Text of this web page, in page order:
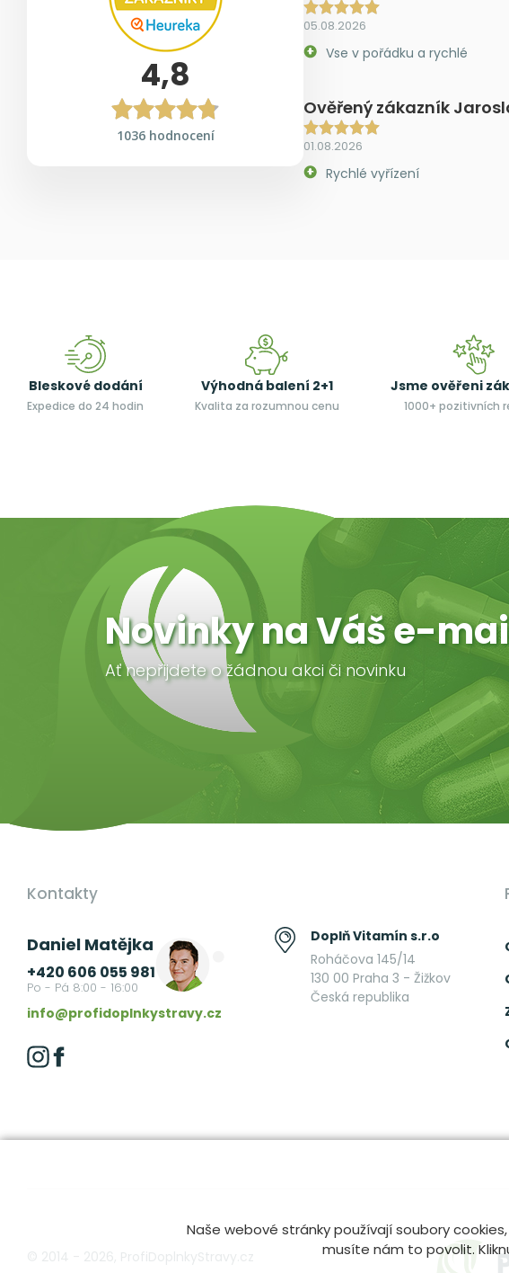
4,8
1036 hodnocení
05.08.2026
Vse v pořádku a rychlé
Ověřený zákazník
01.08.2026
Rychlé vyřízení
Bleskové dodání
Expedice do 24 hodin
Výhodná balení 2+1
Kvalita za rozumnou cenu
Jsme ověřeni
1000+ pozitivních
Novinky na Váš e-
Ať nepřijdete o žádnou akci či novinku
Kontakty
Daniel Matějka
+420 606 055 981
Po - Pá 8:00 - 16:00
info@profidoplnkystravy.cz
Doplň Vitamín s.r.o
Roháčova 145/14
130 00 Praha 3 - Žižkov
Česká republika
© 2014 - 2026, ProfiDoplnkyStravy.cz
Naše webové stránky používají soubory
musíte nám to povolit.